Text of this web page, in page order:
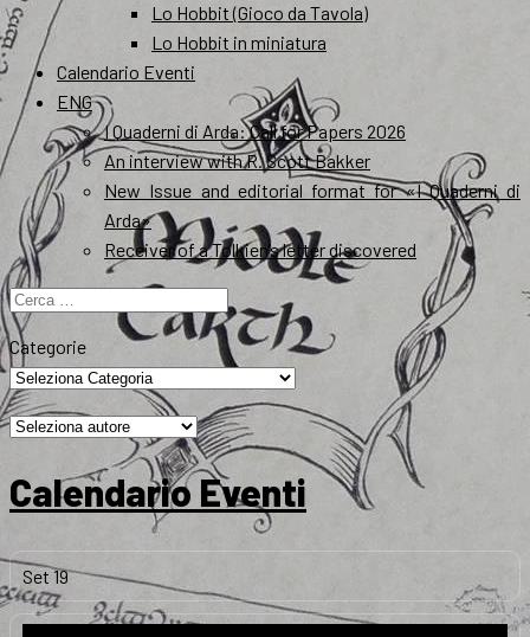
Lo Hobbit (Gioco da Tavola)
Lo Hobbit in miniatura
Calendario Eventi
ENG
I Quaderni di Arda: Call for Papers 2026
An interview with R. Scott Bakker
New Issue and editorial format for «I Quaderni di
Arda»
Receiver of a Tolkien’s letter discovered
Ricerca
per:
Categorie
Calendario Eventi
Set19